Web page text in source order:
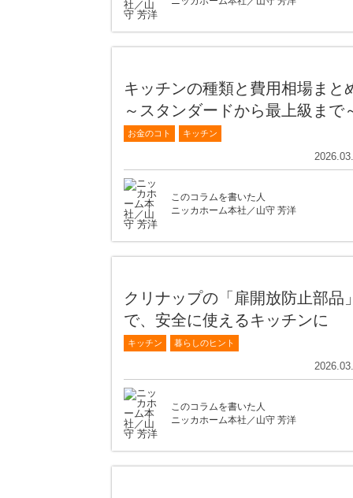
キッチンの種類と費用相場まと
～スタンダードから最上級まで
お金のコト キッチン
このコラムを書いた人
ニッカホーム本社／山守 芳洋
クリナップの「扉開放防止部品」
で、安全に使えるキッチンに
キッチン 暮らしのヒント
このコラムを書いた人
ニッカホーム本社／山守 芳洋